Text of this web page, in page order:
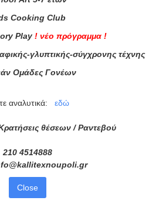
Όρους
Cooking Club
Play ! νέο πρόγραμμα !
γλυπτικής-σύγχρονης τέχνης
Ομάδες Γονέων
αναλυτικά: εδώ
θέσεων / Ραντεβού
210 4514888
@kallitexnoupoli.gr
Close